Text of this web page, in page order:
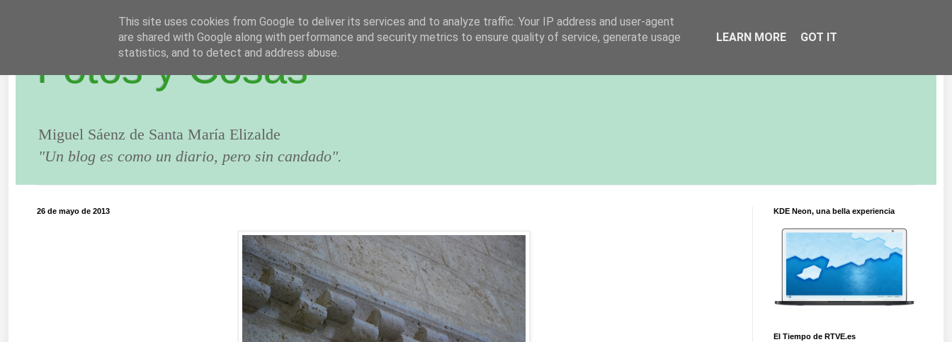
Fotos y Cosas
Miguel Sáenz de Santa María Elizalde
"Un blog es como un diario, pero sin candado".
26 de mayo de 2013 KDE Neon, una bella experiencia
El Tiempo de RTVE.es
This site uses cookies from Google to deliver its services and to analyze traffic. Your IP address and user-agent
are shared with Google along with performance and security metrics to ensure quality of service, generate usage
statistics, and to detect and address abuse.
LEARN MORE GOT IT